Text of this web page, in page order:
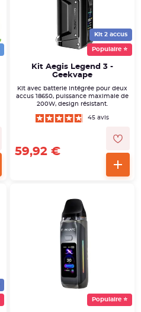
Kit 2 accus
Populaire ⭐
Kit Aegis Legend 3 -
Geekvape
Kit avec batterie intégrée pour deux
accus 18650, puissance maximale de
200W, design résistant.
45 avis
59,92 €
Populaire ⭐